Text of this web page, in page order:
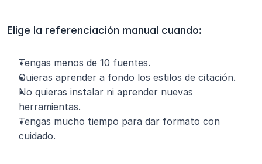
Elige la referenciación manual cuando:
Tengas menos de 10 fuentes.
Quieras aprender a fondo los estilos de citación.
No quieras instalar ni aprender nuevas
herramientas.
Tengas mucho tiempo para dar formato con
cuidado.